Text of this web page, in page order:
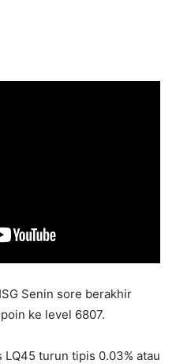
Senin sore berakhir
ke level 6807.
turun tipis 0.03% atau